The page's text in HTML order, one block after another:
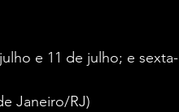
e 11 de julho; e sexta-
Janeiro/RJ)